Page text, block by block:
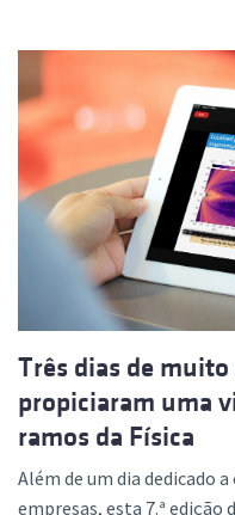
Três dias de
propiciaram uma
ramos da Física
Além de um dia dedicado
empresas, esta 7.ª edição